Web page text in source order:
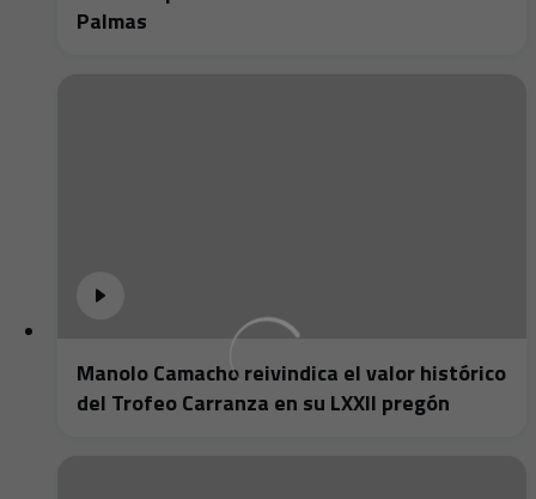
Palmas
Manolo Camacho reivindica el valor histórico
del Trofeo Carranza en su LXXII pregón